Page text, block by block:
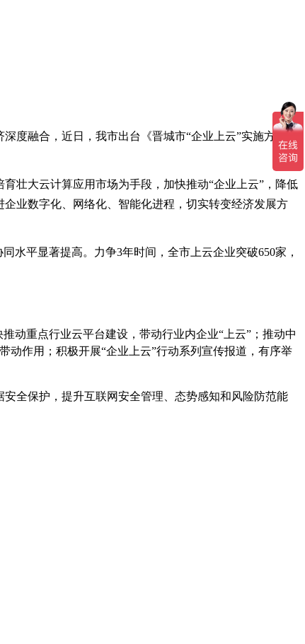
度融合，近日，我市出台《晋城市“企业上云”实施方案
壮大云计算应用市场为手段，加快推动“企业上云”，降低
业数字化、网络化、智能化进程，切实转变经济发展方
水平显著提高。力争3年时间，全市上云企业突破650家，
重点行业云平台建设，带动行业内企业“上云”；推动中
动作用；积极开展“企业上云”行动系列宣传报道，有序举
全保护，提升互联网安全管理、态势感知和风险防范能